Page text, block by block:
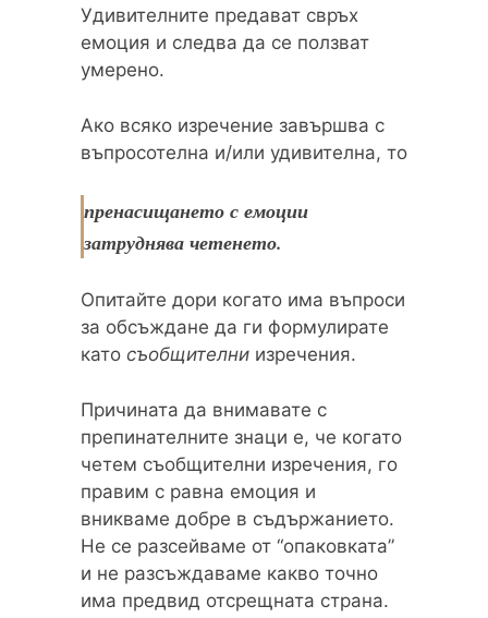
Удивителните предават свръх
емоция и следва да се ползват
умерено.
Ако всяко изречение завършва с
въпросотелна и/или удивителна, то
пренасищането с емоции
затруднява четенето.
Опитайте дори когато има въпроси
за обсъждане да ги формулирате
като съобщителни изречения.
Причината да внимавате с
препинателните знаци е, че когато
четем съобщителни изречения, го
правим с равна емоция и
вникваме добре в съдържанието.
Не се разсейваме от “опаковката”
и не разсъждаваме какво точно
има предвид отсрещната страна.